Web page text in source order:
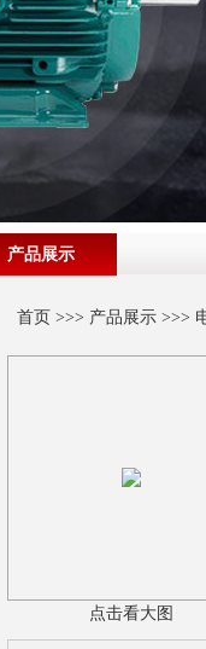
产品展示
首页 >>> 产品展示>>>
点击看大图